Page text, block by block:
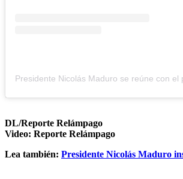
DL/Reporte Relámpago
Video: Reporte Relámpago
Lea también: Presidente Nicolás Maduro